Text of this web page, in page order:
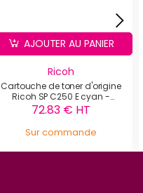
Ricoh
Cartouche de toner d'origine
Ricoh SP C250 E cyan -
407544
72.83 € HT
Sur commande
AJOUTER AU PANIER